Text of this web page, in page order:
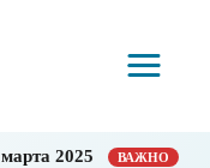
2025 ВАЖНО